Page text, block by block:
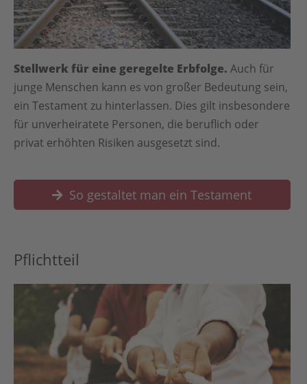
Stellwerk für eine geregelte Erbfolge. Auch für
junge Menschen kann es von großer Bedeutung sein,
ein Testament zu hinterlassen. Dies gilt insbesondere
für unverheiratete Personen, die beruflich oder
privat erhöhten Risiken ausgesetzt sind.
So gestaltet man ein Testament
Pflichtteil